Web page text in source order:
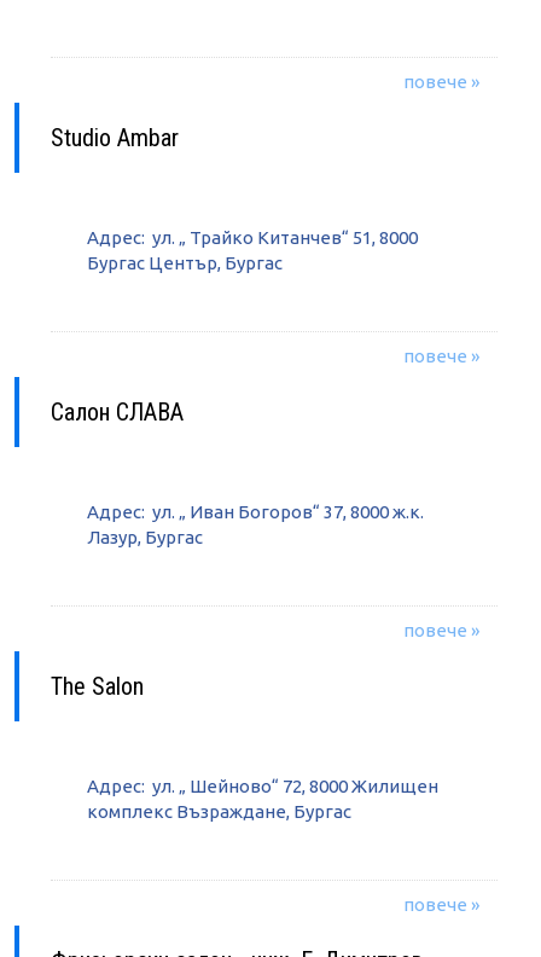
повече »
Studio Ambar
Адрес: ул. „ Трайко Китанчев“ 51, 8000
Бургас Център, Бургас
повече »
Салон СЛАВА
Адрес: ул. „ Иван Богоров“ 37, 8000 ж.к.
Лазур, Бургас
повече »
The Salon
Адрес: ул. „ Шейново“ 72, 8000 Жилищен
комплекс Възраждане, Бургас
повече »